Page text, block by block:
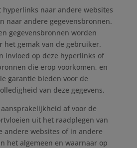
hyperlinks naar andere websites
naar andere gegevensbronnen.
gegevensbronnen worden
het gemak van de gebruiker.
invloed op deze hyperlinks of
die erop voorkomen, en
garantie bieden voor de
van deze gegevens.
af voor de
uit het raadplegen van
andere websites of in andere
het algemeen en waarnaar op